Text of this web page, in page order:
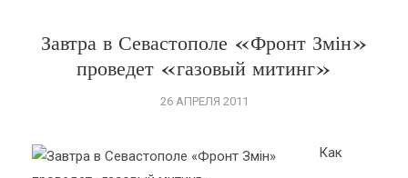
Завтра в Севастополе «Фронт Змін»
проведет «газовый митинг»
26 АПРЕЛЯ 2011
Как